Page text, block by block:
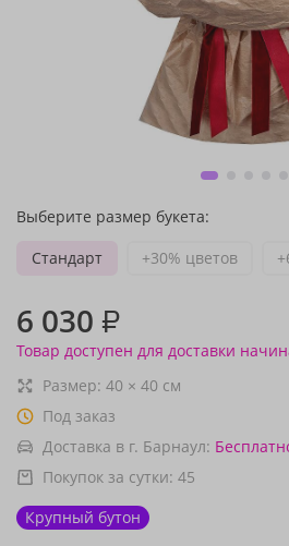
Выберите размер букета:
Стандарт
+30% цветов
6 030 ₽
Товар доступен для доставки
Размер: 40 × 40 см
Под заказ
Доставка в г. Барнаул:
Покупок за сутки: 45
Крупный бутон